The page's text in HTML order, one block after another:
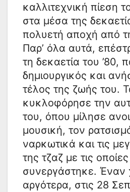
καλλιτεχνική πίεση
στα μέσα της
πολυετή αποχή από
Παρ’ όλα αυτά,
τη δεκαετία του ’80,
δημιουργικός και
τέλος της ζωής του.
κυκλοφόρησε την
του, όπου μίλησε
μουσική, τον
ναρκωτικά και τις
της τζαζ με τις οποίες
συνεργάστηκε. Έναν
αργότερα, στις 28